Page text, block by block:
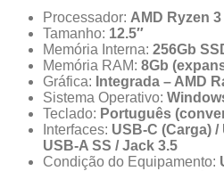
Processador: AMD Ryzen
Tamanho: 12.5″
Memória Interna: 256Gb
Memória RAM: 8Gb
Gráfica: Integrada – AMD
Sistema Operativo:
Teclado: Português
Interfaces: USB-C (Carga) /
USB-A SS / Jack 3.5
Condição do Equipamento: